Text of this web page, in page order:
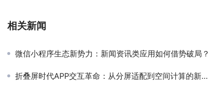
相关新闻
微信小程序生态新势力：新闻资讯类应用如何借势破局？
折叠屏时代APP交互革命：从分屏适配到空间计算的新范式